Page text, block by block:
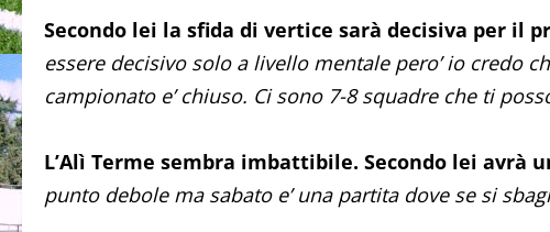
Secondo lei la sfida di vertice sarà decisiva per il
essere decisivo solo a livello mentale pero’ io credo
campionato e’ chiuso. Ci sono 7-8 squadre che ti
L’Alì Terme sembra imbattibile. Secondo lei avrà
punto debole ma sabato e’ una partita dove se si